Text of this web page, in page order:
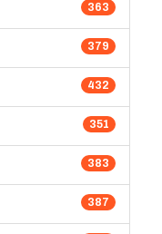
363
379
432
351
383
387